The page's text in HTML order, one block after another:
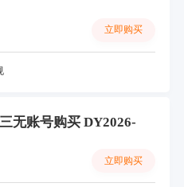
立即购买
无账号购买 DY2026-
立即购买